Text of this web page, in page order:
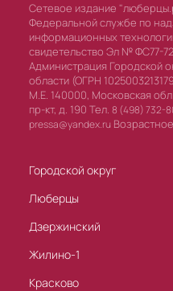
Сетевое издание
Федеральной службе по
информационных
свидетельство Эл № ФС77-
Администрация Городской
области (ОГРН
М.Е. 140000, Московская
пр-кт, д. 190 Тел. 8 (498) 732-
pressa@yandex.ru
Городской округ
Люберцы
Дзержинский
Жилино-1
Красково